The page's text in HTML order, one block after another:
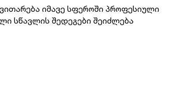
იმავე სფეროში პროფესიული
სწავლის შედეგები შეიძლება